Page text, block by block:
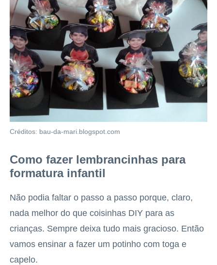
Créditos: bau-da-mari.blogspot.com
Como fazer lembrancinhas para
formatura infantil
Não podia faltar o passo a passo porque, claro,
nada melhor do que coisinhas DIY para as
crianças. Sempre deixa tudo mais gracioso. Então
vamos ensinar a fazer um potinho com toga e
capelo.